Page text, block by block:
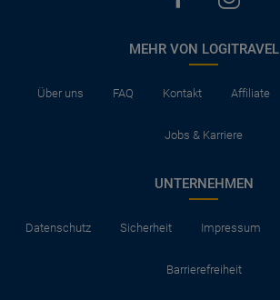
MEHR VON LOGITRAVEL
Über uns FAQ Kontakt Affiliate
Jobs & Karriere
UNTERNEHMEN
Datenschutz Sicherheit Impressum
Barrierefreiheit